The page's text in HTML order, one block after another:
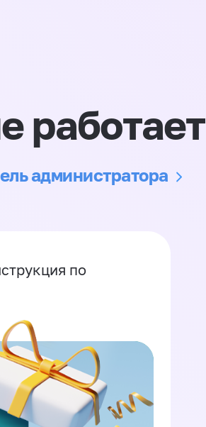
работает
администратора
по